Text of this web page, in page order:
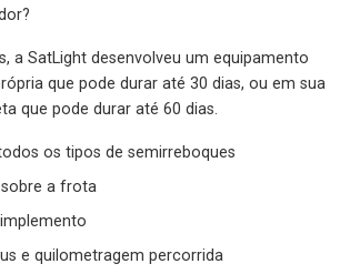
a SatLight desenvolveu um equipamento
que pode durar até 30 dias, ou em sua
que pode durar até 60 dias.
os tipos de semirreboques
a frota
e quilometragem percorrida